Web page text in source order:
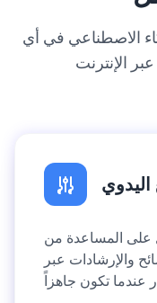
الاصطناعي في أي
الإنترنت
اليدوي
على المساعدة من
والإرشادات عبر